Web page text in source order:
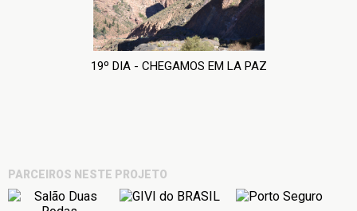
19º DIA - CHEGAMOS EM LA PAZ
PARCEIROS NESTE PROJETO